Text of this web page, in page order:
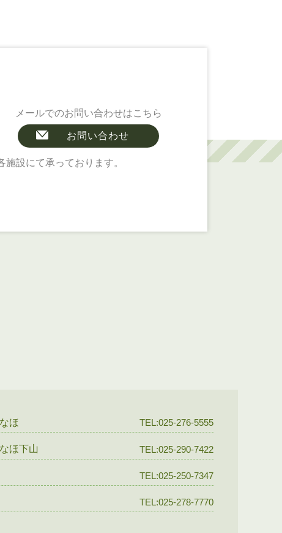
メールでのお問い合わせはこちら
お問い合わせ
設にて承っております。
ほ TEL:025-276-5555
ほ下山 TEL:025-290-7422
TEL:025-250-7347
TEL:025-278-7770